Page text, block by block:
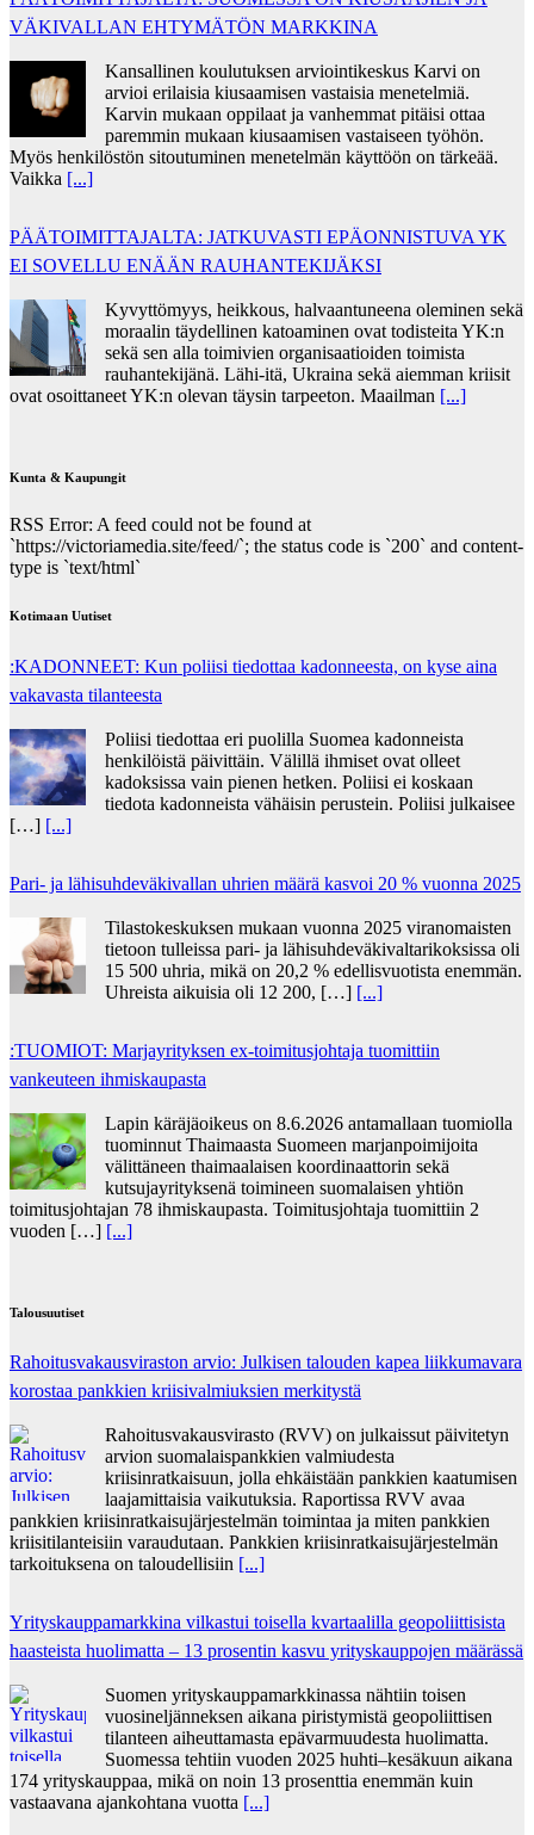
VÄKIVALLAN EHTYMÄTÖN MARKKINA
Kansallinen koulutuksen arviointikeskus Karvi on
arvioi erilaisia kiusaamisen vastaisia menetelmiä.
Karvin mukaan oppilaat ja vanhemmat pitäisi ottaa
paremmin mukaan kiusaamisen vastaiseen työhön.
Myös henkilöstön sitoutuminen menetelmän käyttöön on tärkeää.
Vaikka [...]
PÄÄTOIMITTAJALTA: JATKUVASTI EPÄONNISTUVA YK
EI SOVELLU ENÄÄN RAUHANTEKIJÄKSI
Kyvyttömyys, heikkous, halvaantuneena oleminen sekä
moraalin täydellinen katoaminen ovat todisteita YK:n
sekä sen alla toimivien organisaatioiden toimista
rauhantekijänä. Lähi-itä, Ukraina sekä aiemman kriisit
ovat osoittaneet YK:n olevan täysin tarpeeton. Maailman [...]
Kunta & Kaupungit
RSS Error: A feed could not be found at
`https://victoriamedia.site/feed/`; the status code is `200` and content-
type is `text/html`
Kotimaan Uutiset
:KADONNEET: Kun poliisi tiedottaa kadonneesta, on kyse aina
vakavasta tilanteesta
Poliisi tiedottaa eri puolilla Suomea kadonneista
henkilöistä päivittäin. Välillä ihmiset ovat olleet
kadoksissa vain pienen hetken. Poliisi ei koskaan
tiedota kadonneista vähäisin perustein. Poliisi julkaisee
[…] [...]
Pari- ja lähisuhdeväkivallan uhrien määrä kasvoi 20 % vuonna 2025
Tilastokeskuksen mukaan vuonna 2025 viranomaisten
tietoon tulleissa pari- ja lähisuhdeväkivaltarikoksissa oli
15 500 uhria, mikä on 20,2 % edellisvuotista enemmän.
Uhreista aikuisia oli 12 200, […] [...]
:TUOMIOT: Marjayrityksen ex-toimitusjohtaja tuomittiin
vankeuteen ihmiskaupasta
Lapin käräjäoikeus on 8.6.2026 antamallaan tuomiolla
tuominnut Thaimaasta Suomeen marjanpoimijoita
välittäneen thaimaalaisen koordinaattorin sekä
kutsujayrityksenä toimineen suomalaisen yhtiön
toimitusjohtajan 78 ihmiskaupasta. Toimitusjohtaja tuomittiin 2
vuoden […] [...]
Talousuutiset
Rahoitusvakausviraston arvio: Julkisen talouden kapea liikkumavara
korostaa pankkien kriisivalmiuksien merkitystä
Rahoitusvakausvirasto (RVV) on julkaissut päivitetyn
arvion suomalaispankkien valmiudesta
kriisinratkaisuun, jolla ehkäistään pankkien kaatumisen
laajamittaisia vaikutuksia. Raportissa RVV avaa
pankkien kriisinratkaisujärjestelmän toimintaa ja miten pankkien
kriisitilanteisiin varaudutaan. Pankkien kriisinratkaisujärjestelmän
tarkoituksena on taloudellisiin [...]
Yrityskauppamarkkina vilkastui toisella kvartaalilla geopoliittisista
haasteista huolimatta – 13 prosentin kasvu yrityskauppojen määrässä
Suomen yrityskauppamarkkinassa nähtiin toisen
vuosineljänneksen aikana piristymistä geopoliittisen
tilanteen aiheuttamasta epävarmuudesta huolimatta.
Suomessa tehtiin vuoden 2025 huhti–kesäkuun aikana
174 yrityskauppaa, mikä on noin 13 prosenttia enemmän kuin
vastaavana ajankohtana vuotta [...]